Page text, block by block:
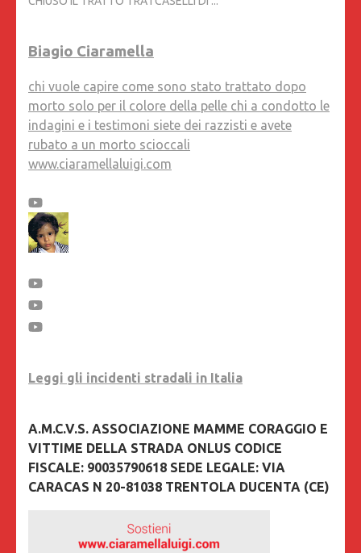
Biagio Ciaramella
chi vuole capire come sono stato trattato dopo
morto solo per il colore della pelle chi a condotto le
indagini e i testimoni siete dei razzisti e avete
rubato a un morto scioccali
www.ciaramellaluigi.com
Leggi gli incidenti stradali in Italia
A.M.C.V.S. ASSOCIAZIONE MAMME CORAGGIO E
VITTIME DELLA STRADA ONLUS CODICE
FISCALE: 90035790618 SEDE LEGALE: VIA
CARACAS N 20-81038 TRENTOLA DUCENTA (CE)